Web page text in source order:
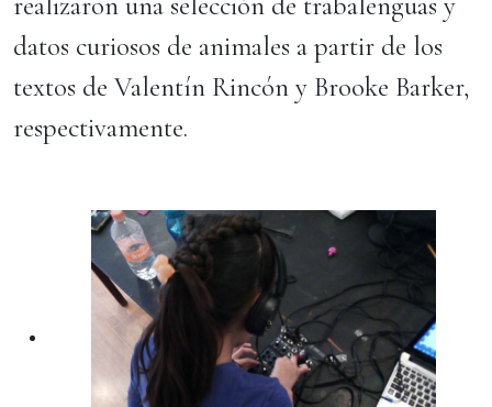
datos curiosos de animales a partir de los
textos de Valentín Rincón y Brooke Barker,
respectivamente.